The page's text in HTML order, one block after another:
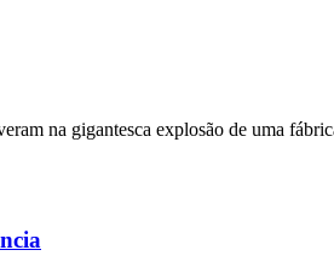
na gigantesca explosão de uma